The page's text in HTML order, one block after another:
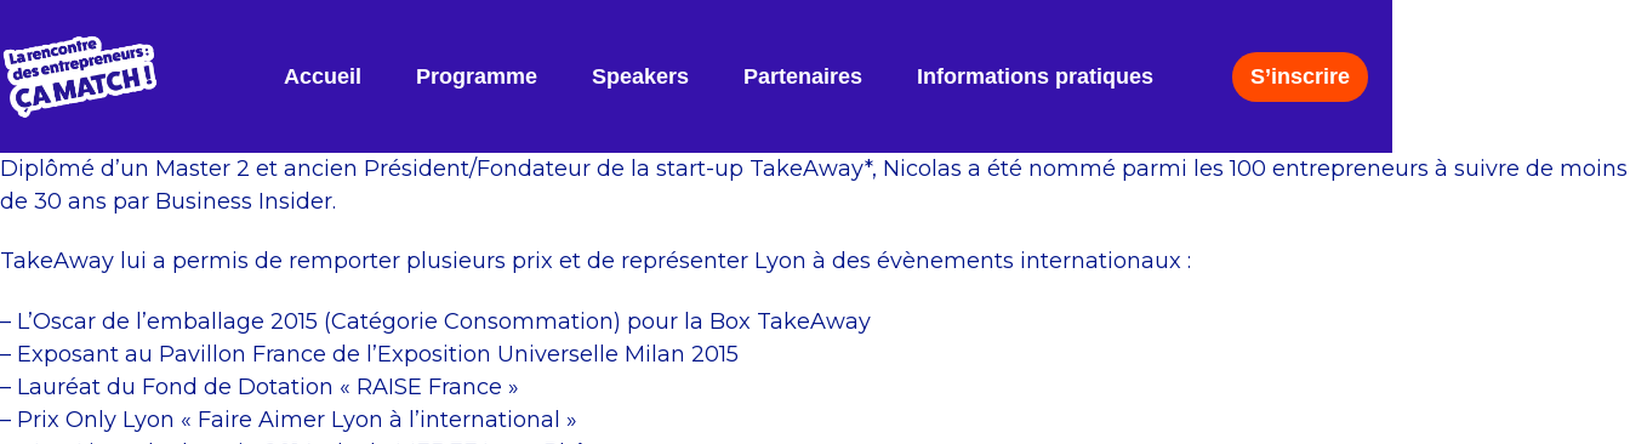
Accueil Programme Speakers Partenaires Informations pratiques S’inscrire
Diplômé d’un Master 2 et ancien Président/Fondateur de la start-up TakeAway*, Nicolas a été nommé parmi les 100 entrepreneurs à suivre de moins
de 30 ans par Business Insider.
TakeAway lui a permis de remporter plusieurs prix et de représenter Lyon à des évènements internationaux :
– L’Oscar de l’emballage 2015 (Catégorie Consommation) pour la Box TakeAway
– Exposant au Pavillon France de l’Exposition Universelle Milan 2015
– Lauréat du Fond de Dotation « RAISE France »
– Prix Only Lyon « Faire Aimer Lyon à l’international »